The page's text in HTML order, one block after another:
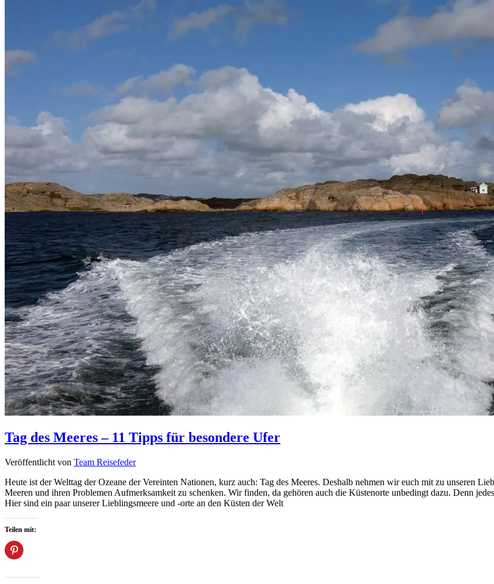
Tag des Meeres – 11 Tipps für besondere Ufer
Veröffentlicht von Team Reisefeder
Heute ist der Welttag der Ozeane der Vereinten Nationen, kurz auch: Tag des Meeres. Deshalb nehmen wir euch mit zu unseren
Meeren und ihren Problemen Aufmerksamkeit zu schenken. Wir finden, da gehören auch die Küstenorte unbedingt dazu. Denn
Hier sind ein paar unserer Lieblingsmeere und -orte an den Küsten der Welt
Teilen mit: